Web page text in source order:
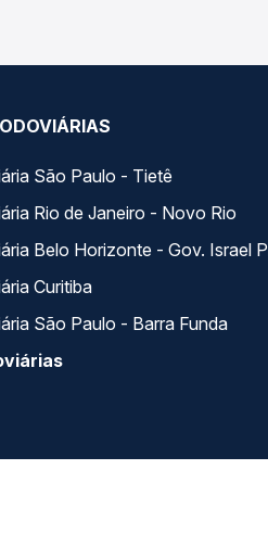
São Paulo - Tietê
Rio de Janeiro - Novo Rio
Belo Horizonte - Gov. Israel
Curitiba
São Paulo - Barra Funda